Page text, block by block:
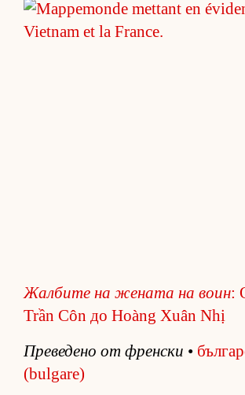
Жал­бите на же­ната на воин:
Trần Côn до Hoàng Xuân Nhị
Пре­ве­дено от френ­ски •
(bulgare)